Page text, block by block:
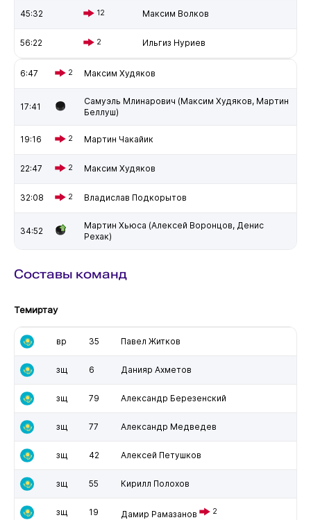
45:32 12 Максим Волков
56:22 2 Ильгиз Нуриев
6:47 2 Максим Худяков
17:41
Самуэль Млинарович (Максим Худяков, Мартин
Беллуш)
19:16 2 Мартин Чакайик
22:47 2 Максим Худяков
32:08 2 Владислав Подкорытов
34:52
Мартин Хьюса (Алексей Воронцов, Денис
Рехак)
Составы команд
Темиртау
вр 35 Павел Житков
зщ 6 Данияр Ахметов
зщ 79 Александр Березенский
зщ 77 Александр Медведев
зщ 42 Алексей Петушков
зщ 55 Кирилл Полохов
зщ 19 Дамир Рамазанов 2